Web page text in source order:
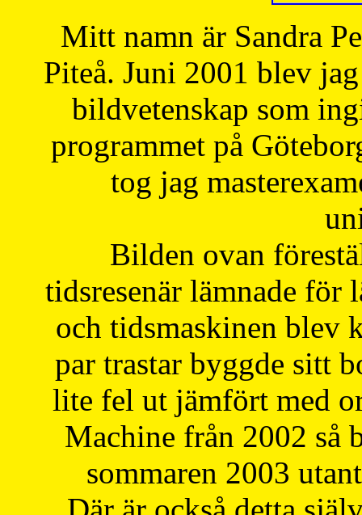
Mitt namn är Sandra
Piteå. Juni 2001 blev
bildvetenskap som
programmet på
tog jag
Bilden ovan
tidsresenär lämnade för
och tidsmaskinen blev
par trastar byggde sitt
lite fel ut jämfört med
Machine från 2002 så
sommaren 2003